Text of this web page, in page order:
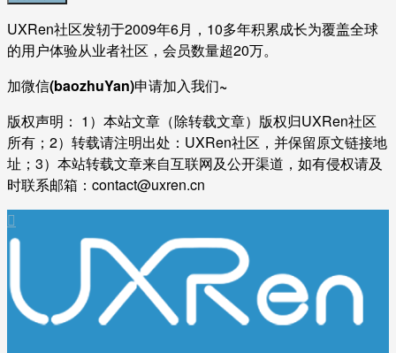
UXRen社区发轫于2009年6月，10多年积累成长为覆盖全球
的用户体验从业者社区，会员数量超20万。
加微信(baozhuYan)申请加入我们~
版权声明： 1）本站文章（除转载文章）版权归UXRen社区
所有；2）转载请注明出处：UXRen社区，并保留原文链接地
址；3）本站转载文章来自互联网及公开渠道，如有侵权请及
时联系邮箱：contact@uxren.cn